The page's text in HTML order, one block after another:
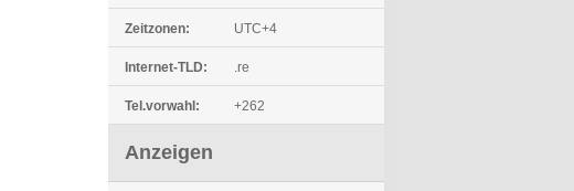
Zeitzonen: UTC+4
Internet-TLD: .re
Tel.vorwahl: +262
Anzeigen